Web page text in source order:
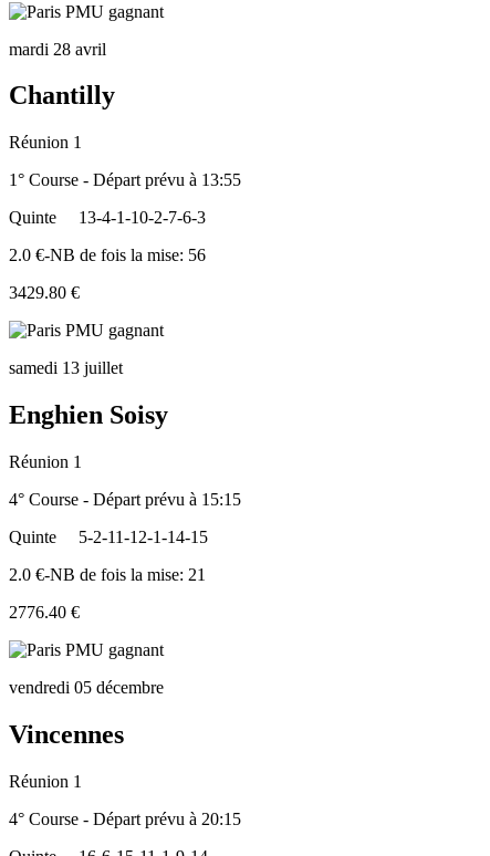
mardi 28 avril
Chantilly
Réunion 1
1° Course - Départ prévu à 13:55
Quinte
13-4-1-10-2-7-6-3
2.0 €-NB de fois la mise: 56
3429.80 €
samedi 13 juillet
Enghien Soisy
Réunion 1
4° Course - Départ prévu à 15:15
Quinte
5-2-11-12-1-14-15
2.0 €-NB de fois la mise: 21
2776.40 €
vendredi 05 décembre
Vincennes
Réunion 1
4° Course - Départ prévu à 20:15